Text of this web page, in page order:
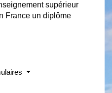
supérieur
France un diplôme